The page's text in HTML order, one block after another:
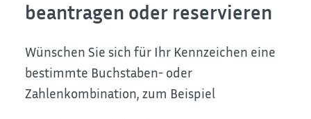
beantragen oder reservieren
Wünschen Sie sich für Ihr Kennzeichen eine
bestimmte Buchstaben- oder
Zahlenkombination, zum Beispiel